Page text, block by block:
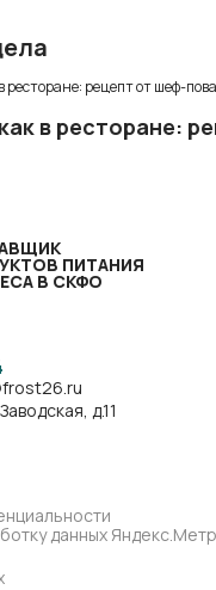
в ресторане:
ПИТАНИЯ
В СКФО
д.11
данных